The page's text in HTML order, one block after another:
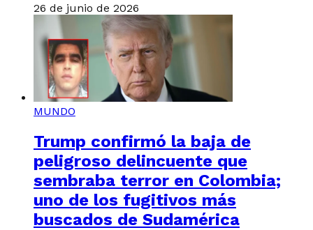
26 de junio de 2026
MUNDO
Trump confirmó la baja de
peligroso delincuente que
sembraba terror en Colombia;
uno de los fugitivos más
buscados de Sudamérica